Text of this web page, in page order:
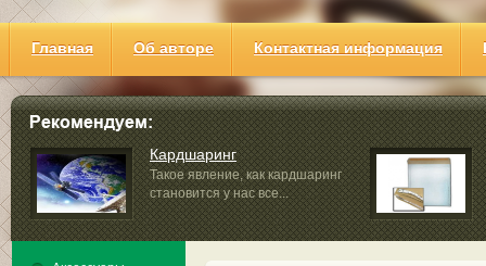
Главная Об авторе Контактная информация
Кардшаринг
Такое явление, как кардшаринг
становится у нас все...